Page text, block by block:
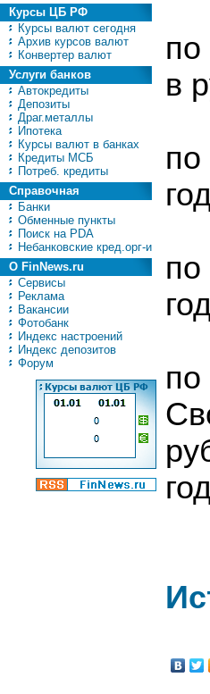
Курсы ЦБ РФ
Курсы валют сегодня
Архив курсов валют
Конвертер валют
Услуги банков
Автокредиты
Депозиты
Драг.металлы
Ипотека
Курсы валют в банках
Кредиты МСБ
Потреб. кредиты
Справочная
Банки
Обменные пункты
Поиск на PDA
Небанковские кред.орг-и
О FinNews.ru
Сервисы
Реклама
Вакансии
Фотобанк
Индекс настроений
Индекс депозитов
Форум
в